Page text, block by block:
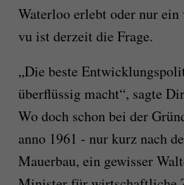
Waterloo erlebt oder nur ein
vu ist derzeit die Frage.
„Die beste
überflüssig macht“, sagte
Wo doch schon bei der
anno 1961 - nur kurz nach
Mauerbau, ein gewisser